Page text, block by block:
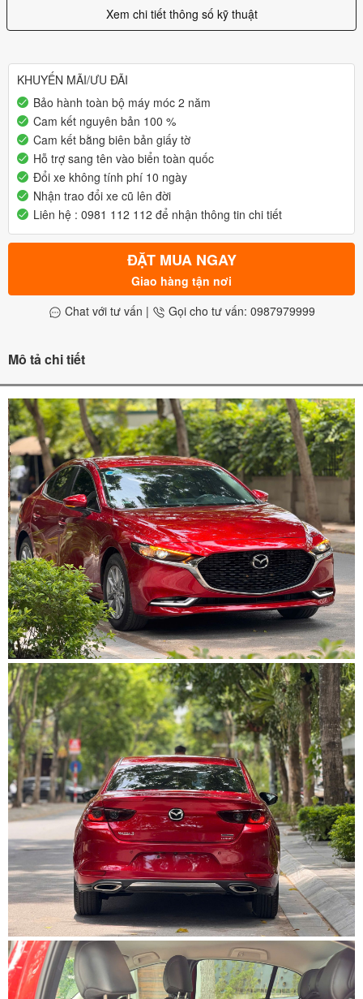
Xem chi tiết thông số kỹ thuật
KHUYẾN MÃI/ƯU ĐÃI
Bảo hành toàn bộ máy móc 2 năm
Cam kết nguyên bản 100 %
Cam kết bằng biên bản giấy tờ
Hỗ trợ sang tên vào biển toàn quốc
Đổi xe không tính phí 10 ngày
Nhận trao đổi xe cũ lên đời
Liên hệ : 0981 112 112 để nhận thông tin chi tiết
ĐẶT MUA NGAY
Giao hàng tận nơi
Chat với tư vấn | Gọi cho tư vấn: 0987979999
Mô tả chi tiết